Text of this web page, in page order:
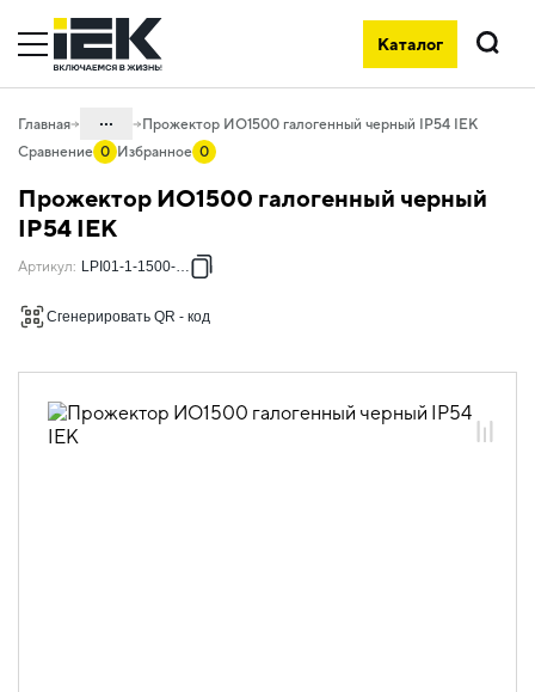
Каталог
Поиск
Главная ...
10. Светотехника
10.05 Уличное и архитектурное
10.05.02 Прожекторы ИО и ГО
ИО
Прожектор ИО1500 галогенный черный IP54 IEK
Сравнение 0 Избранное 0
Прожектор ИО1500 галогенный черный
IP54 IEK
Артикул: LPI01-1-1500-K02
Сгенерировать QR - код